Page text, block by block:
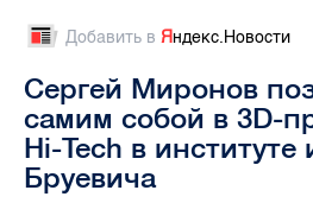
Добавить в Яндекс.Новости
Сергей Миронов
самим собой в 3D-
Hi-Tech в
Бруевича